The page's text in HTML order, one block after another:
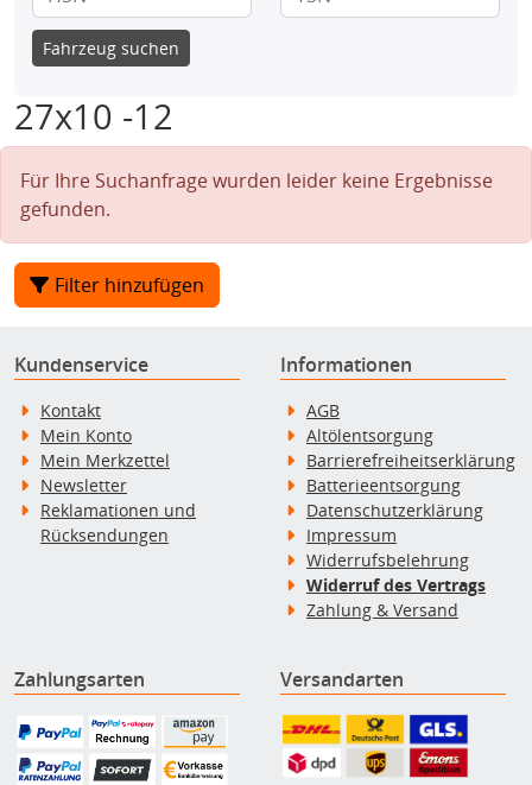
Fahrzeug suchen
27x10 -12
Für Ihre Suchanfrage wurden leider keine Ergebnisse
gefunden.
Filter hinzufügen
Kundenservice
Kontakt
Mein Konto
Mein Merkzettel
Newsletter
Reklamationen und
Rücksendungen
Informationen
AGB
Altölentsorgung
Barrierefreiheitserklärung
Batterieentsorgung
Datenschutzerklärung
Impressum
Widerrufsbelehrung
Widerruf des Vertrags
Zahlung & Versand
Zahlungsarten Versandarten